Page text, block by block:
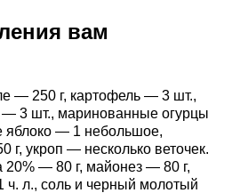
вам
— 250 г, картофель — 3 шт.,
3 шт., маринованные огурцы
яблоко — 1 небольшое,
г, укроп — несколько веточек.
20% — 80 г, майонез — 80 г,
ч. л., соль и черный молотый